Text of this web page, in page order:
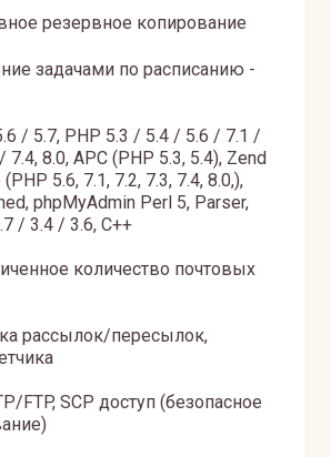
резервное копирование
задачами по расписанию -
/ 5.7, PHP 5.3 / 5.4 / 5.6 / 7.1 /
7.4, 8.0, APC (PHP 5.3, 5.4), Zend
5.6, 7.1, 7.2, 7.3, 7.4, 8.0,),
phpMyAdmin Perl 5, Parser,
/ 3.4 / 3.6, C++
количество почтовых
рассылок/пересылок,
FTP, SCP доступ (безопасное